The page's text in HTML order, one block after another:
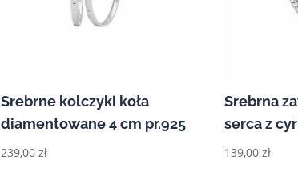
Srebrne kolczyki koła
diamentowane 4 cm pr.925
239,00zł
Srebrna
serca z
139,00zł